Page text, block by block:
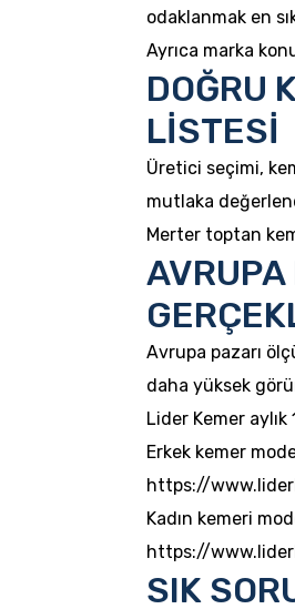
odaklanmak en
Ayrıca marka
DOĞRU
LİSTESİ
Üretici seçimi,
mutlaka
Merter toptan
Avrupa pazarı
daha yüksek
Lider Kemer
Erkek kemer
https://
Kadın kemeri
https://
SIK